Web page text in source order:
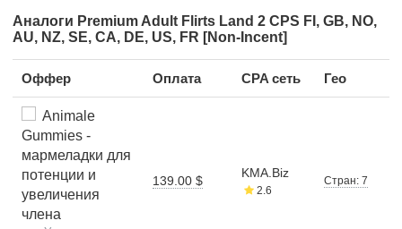
Аналоги Premium Adult Flirts Land 2 CPS FI, GB, NO,
AU, NZ, SE, CA, DE, US, FR [Non-Incent]
Оффер Оплата CPA сеть Гео
Animale
Gummies -
мармеладки для
потенции и
увеличения
члена
139.00 $
KMA.Biz
2.6
Стран: 7